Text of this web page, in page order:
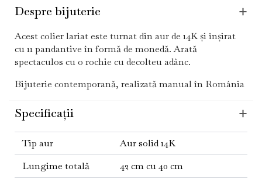
Despre bijuterie
Acest colier lariat este turnat din aur de 14K și înșirat
cu 11 pandantive în formă de monedă. Arată
spectaculos cu o rochie cu decolteu adânc.
Bijuterie contemporană, realizată manual în România
Specificații
Tip aur
Aur solid 14K
Lungime totală
42 cm cu 40 cm